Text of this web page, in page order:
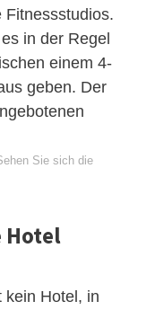
Fitnessstudios.
in der Regel
einem 4-
geben. Der
Sie sich die
Hotel
kein Hotel, in